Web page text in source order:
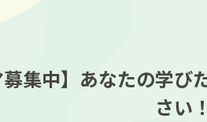
募集中】あなたの学
さい！